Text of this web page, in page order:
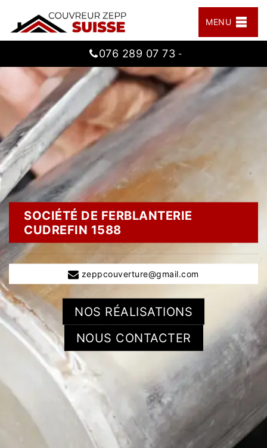
MENU
076 289 07 73 -
SOCIÉTÉ DE FERBLANTERIE
CUDREFIN 1588
zeppcouverture@gmail.com
NOS RÉALISATIONS
NOUS CONTACTER